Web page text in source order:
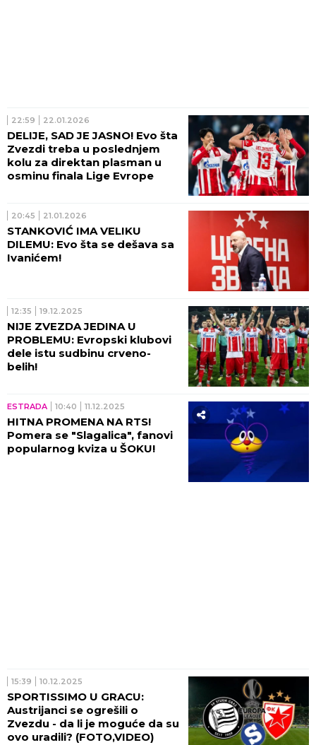
22:59 22.01.2026
DELIJE, SAD JE JASNO! Evo šta
Zvezdi treba u poslednjem
kolu za direktan plasman u
osminu finala Lige Evrope
20:45 21.01.2026
STANKOVIĆ IMA VELIKU
DILEMU: Evo šta se dešava sa
Ivanićem!
12:35 19.12.2025
NIJE ZVEZDA JEDINA U
PROBLEMU: Evropski klubovi
dele istu sudbinu crveno-
belih!
ESTRADA 10:40 11.12.2025
HITNA PROMENA NA RTS!
Pomera se "Slagalica", fanovi
popularnog kviza u ŠOKU!
15:39 10.12.2025
SPORTISSIMO U GRACU:
Austrijanci se ogrešili o
Zvezdu - da li je moguće da su
ovo uradili? (FOTO,VIDEO)